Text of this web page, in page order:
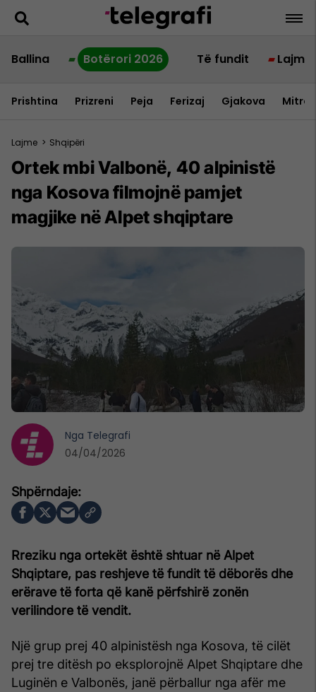
Ballina Botërori 2026 Të fundit Lajme
Prishtina Prizreni Peja Ferizaj Gjakova
Lajme > Shqipëri
Ortek mbi Valbonë, 40 alpinistë
nga Kosova filmojnë pamjet
magjike në Alpet shqiptare
Rreziku nga ortekët është shtuar në Alpet
Shqiptare, pas reshjeve të fundit të dëborës dhe
erërave të forta që kanë përfshirë zonën
verilindore të vendit.
Një grup prej 40 alpinistësh nga Kosova, të cilët
prej tre ditësh po eksplorojnë Alpet Shqiptare dhe
Luginën e Valbonës, janë përballur nga afër me
Nga Telegrafi
04/04/2026